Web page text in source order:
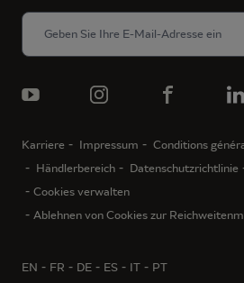
Karriere Impressum
Conditions
Händlerbereich
Datenschutzrichtlinie
Cookies verwalten
Ablehnen von Cookies zur
EN FR DE ES IT PT